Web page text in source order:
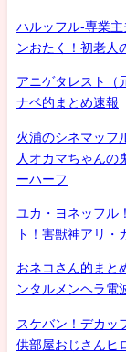
ハルッフル-専業
ンおたく！初老人
アニゲタレスト（
ナベ的まとめ速報
火浦のシネマッフ
人オカマちゃんの
ーハーフ
ユカ・ヨネッフル
ト！害獣神アリ
おネコさん的まと
ンタルメンヘラ電
スケバン！デカッ
供部屋おじさんヒ